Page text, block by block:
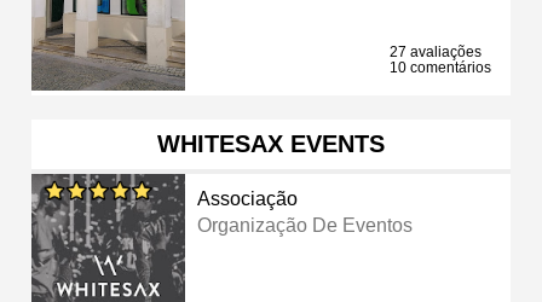
27 avaliações
10 comentários
WHITESAX EVENTS
Associação
Organização De Eventos